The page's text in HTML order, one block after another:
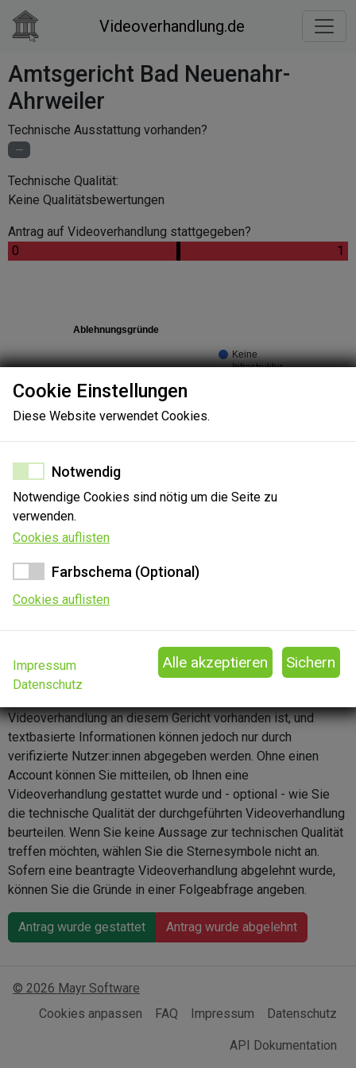
Videoverhandlung.de
Amtsgericht Bad Neuenahr-
Ahrweiler
Technische Ausstattung vorhanden?
Technische Qualität:
Keine Qualitätsbewertungen
Antrag auf Videoverhandlung stattgegeben?
0 1
Ablehnungsgründe
Keine
Infrastruktur
Sie können Ihre Erkenntnisse zu diesem Gericht gerne
Videoverhandlung an diesem Gericht vorhanden ist, und
textbasierte Informationen können jedoch nur durch
verifizierte Nutzer:innen abgegeben werden. Ohne einen
Account können Sie mitteilen, ob Ihnen eine
Videoverhandlung gestattet wurde und - optional - wie Sie
die technische Qualität der durchgeführten Videoverhandlung
beurteilen. Wenn Sie keine Aussage zur technischen Qualität
treffen möchten, wählen Sie die Sternesymbole nicht an.
Sofern eine beantragte Videoverhandlung abgelehnt wurde,
können Sie die Gründe in einer Folgeabfrage angeben.
Antrag wurde gestattet Antrag wurde abgelehnt
Cookie Einstellungen
Diese Website verwendet Cookies.
Notwendig
Notwendige Cookies sind nötig um die Seite zu
verwenden.
Cookies auflisten
Farbschema (Optional)
Cookies auflisten
Impressum
Datenschutz
© 2026 Mayr Software
Cookies anpassen
FAQ Impressum Datenschutz
API Dokumentation